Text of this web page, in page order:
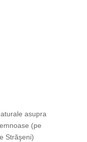
asupra
(pe
Străşeni)